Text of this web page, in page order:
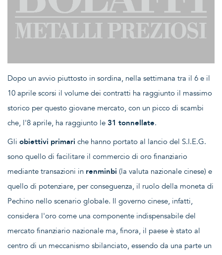
Dopo un avvio piuttosto in sordina, nella settimana tra il 6 e il
10 aprile scorsi il volume dei contratti ha raggiunto il massimo
storico per questo giovane mercato, con un picco di scambi
che, l'8 aprile, ha raggiunto le 31 tonnellate.
Gli obiettivi primari che hanno portato al lancio del S.I.E.G.
sono quello di facilitare il commercio di oro finanziario
mediante transazioni in renminbi (la valuta nazionale cinese) e
quello di potenziare, per conseguenza, il ruolo della moneta di
Pechino nello scenario globale. Il governo cinese, infatti,
considera l'oro come una componente indispensabile del
mercato finanziario nazionale ma, finora, il paese è stato al
centro di un meccanismo sbilanciato, essendo da una parte un